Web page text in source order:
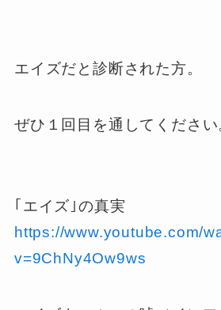
エイズだと診断された方。
ぜひ１回目を通してください
｢エイズ｣の真実
https://www.youtube.com/
v=9ChNy4Ow9ws